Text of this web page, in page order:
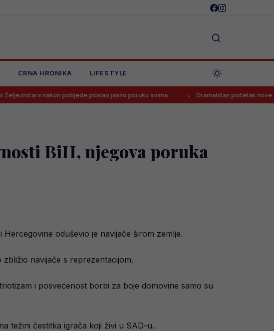
CRNA HRONIKA LIFESTYLE
pobjede poslao jasnu poruku svima Dramatičan početak nove sezone!
BiH, njegova poruka
oduševio je navijače širom zemlje.
navijače s reprezentacijom.
i posvećenost borbi za boje domovine samo su
težini čestitka igrača koji živi u SAD-u.